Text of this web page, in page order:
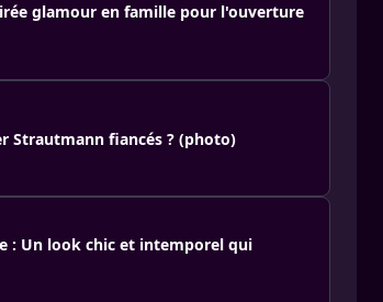
glamour en famille pour l'ouverture
Strautmann fiancés ? (photo)
: Un look chic et intemporel qui